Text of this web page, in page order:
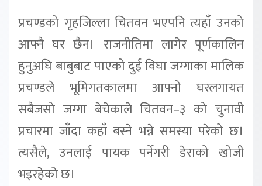
प्रचण्डको गृहजिल्ला चितवन भएपनि त्यहाँ उनको
आफ्नै घर छैन। राजनीतिमा लागेर पूर्णकालिन
हुनुअघि बाबुबाट पाएको दुई विघा जग्गाका मालिक
प्रचण्डले भूमिगतकालमा आफ्नो घरलगायत
सबैजसो जग्गा बेचेकाले चितवन–३ को चुनावी
प्रचारमा जाँदा कहाँ बस्ने भन्ने समस्या परेको छ।
त्यसैले, उनलाई पायक पर्नेगरी डेराको खोजी
भइरहेको छ।